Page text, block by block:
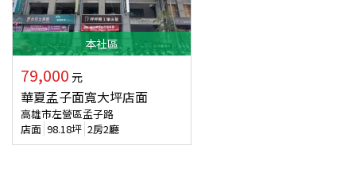
本社區
79,000 元
華夏孟子面寬大坪店面
高雄市左營區孟子路
店面 98.18坪 2房2廳